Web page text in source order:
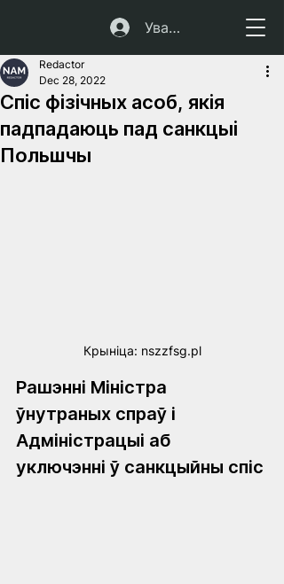
Увайсці
Спіс фізічных асоб, якія
падпадаюць пад санкцыі
Польшчы
Redactor
Dec 28, 2022
Крынiца: nszzfsg.pl
Рашэнні Міністра
ўнутраных спраў і
Адміністрацыі аб
уключэнні ў санкцыйны спіс